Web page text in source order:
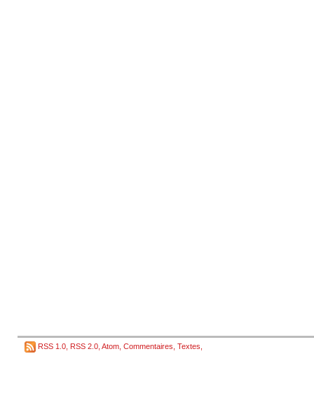
RSS 1.0 RSS 2.0 Atom Commentaires Textes